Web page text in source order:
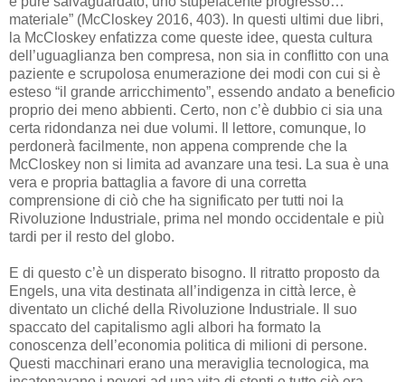
materiale” (McCloskey 2016, 403). In questi ultimi due libri,
la McCloskey enfatizza come queste idee, questa cultura
dell’uguaglianza ben compresa, non sia in conflitto con una
paziente e scrupolosa enumerazione dei modi con cui si è
esteso “il grande arricchimento”, essendo andato a beneficio
proprio dei meno abbienti. Certo, non c’è dubbio ci sia una
certa ridondanza nei due volumi. Il lettore, comunque, lo
perdonerà facilmente, non appena comprende che la
McCloskey non si limita ad avanzare una tesi. La sua è una
vera e propria battaglia a favore di una corretta
comprensione di ciò che ha significato per tutti noi la
Rivoluzione Industriale, prima nel mondo occidentale e più
tardi per il resto del globo.
E di questo c’è un disperato bisogno. Il ritratto proposto da
Engels, una vita destinata all’indigenza in città lerce, è
diventato un cliché della Rivoluzione Industriale. Il suo
spaccato del capitalismo agli albori ha formato la
conoscenza dell’economia politica di milioni di persone.
Questi macchinari erano una meraviglia tecnologica, ma